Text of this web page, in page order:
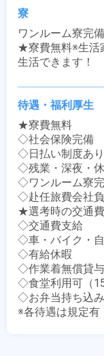
寮
ワンルーム寮完備
★寮費無料※生活
生活できます！
待遇・福利厚生
★寮費無料
◇社会保険完備
◇日払い制度あり
◇残業・深夜・
◇ワンルーム寮
◇赴任旅費会社
★選考時の交通
◇交通費支給
◇車・バイク・
◇有給休暇
◇作業着無償貸与
◇食堂利用可（
◇お弁当持ち込
※各待遇は規定有